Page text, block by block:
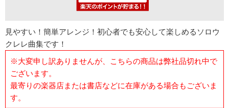
見やすい！簡単アレンジ！初心者でも安心して楽しめるソロウ
クレレ曲集です！
※大変申し訳ありませんが、こちらの商品は弊社品切れ中で
ございます。
最寄りの楽器店または書店などに在庫がある場合もございま
す。